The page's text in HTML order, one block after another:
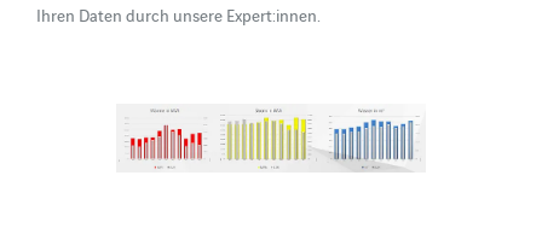
Ihren Daten durch unsere Expert:innen.